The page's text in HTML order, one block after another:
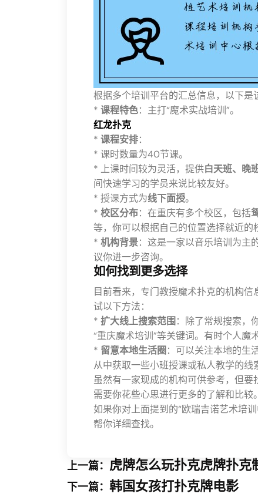
根据多个培训平台的汇总信息，以下是
* 课程特色：主打“魔术实战培训”。
红龙扑克
* 课程安排：
* 课时数量为40节课。
* 上课时间较为灵活，提供白天班、晚
间快速学习的学员来说比较友好。
* 授课方式为线下面授。
* 校区分布：在重庆有多个校区，包括
等，你可以根据自己的位置选择就近的
* 机构背景：这是一家以音乐培训为主
议你进一步咨询。
如何找到更多选择
目前看来，专门教授魔术扑克的机构
试以下方法：
* 扩大线上搜索范围 ：除了常规搜索，
“重庆魔术培训”等关键词。有时个人魔
* 留意本地生活圈 ：可以关注本地的生
从中获取一些小班授课或私人教学的线
虽然有一家现成的机构可供参考，但
需要你花些心思进行更多的了解和比较。
如果你对上面提到的“欧瑞吉诺艺术培
帮你详细查找。
上一篇： 虎牌怎么玩扑克虎牌扑
下一篇： 韩国女孩打扑克牌电影